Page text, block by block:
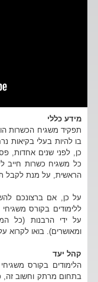
מידע כללי
תפקיד משגיח הכשרות
בו להיות בעלי בקיאות
כן, לפני שנים אחדות,
כל משגיח כשרות חייב
הראשית, על מנת לקבל
על כן, אם ברצונכם
ללימודים בקורס
על ידי הרבנות (כל
ומאושרים). בואו לקרוא
קהל יעד
הלימודים בקורס
בתחום מרתק וחשוב זה,